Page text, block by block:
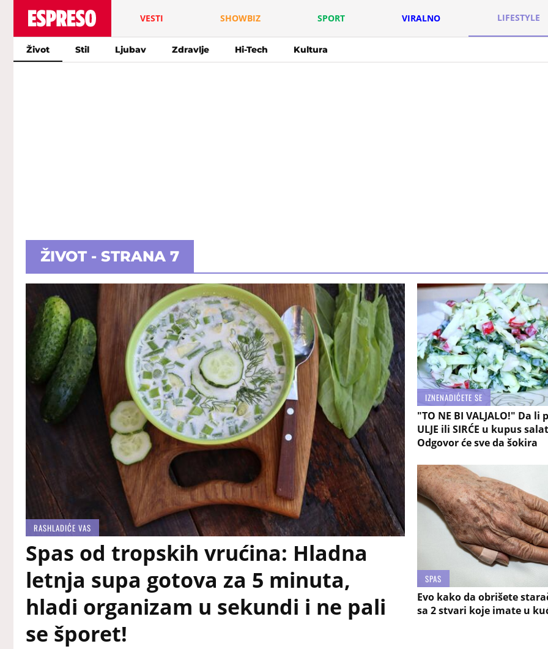
VESTI SHOWBIZ SPORT VIRALNO LIFESTYLE
Život Stil Ljubav Zdravlje Hi-Tech Kultura
ŽIVOT - STRANA 7
RASHLADIĆE VAS
Spas od tropskih vrućina: Hladna
letnja supa gotova za 5 minuta,
hladi organizam u sekundi i ne pali
se šporet!
IZNENADIĆETE SE
"TO NE BI VALJALO!" Da li
ULJE ili SIRĆE u kupus
Odgovor će sve da šokira
SPAS
Evo kako da obrišete
sa 2 stvari koje imate u